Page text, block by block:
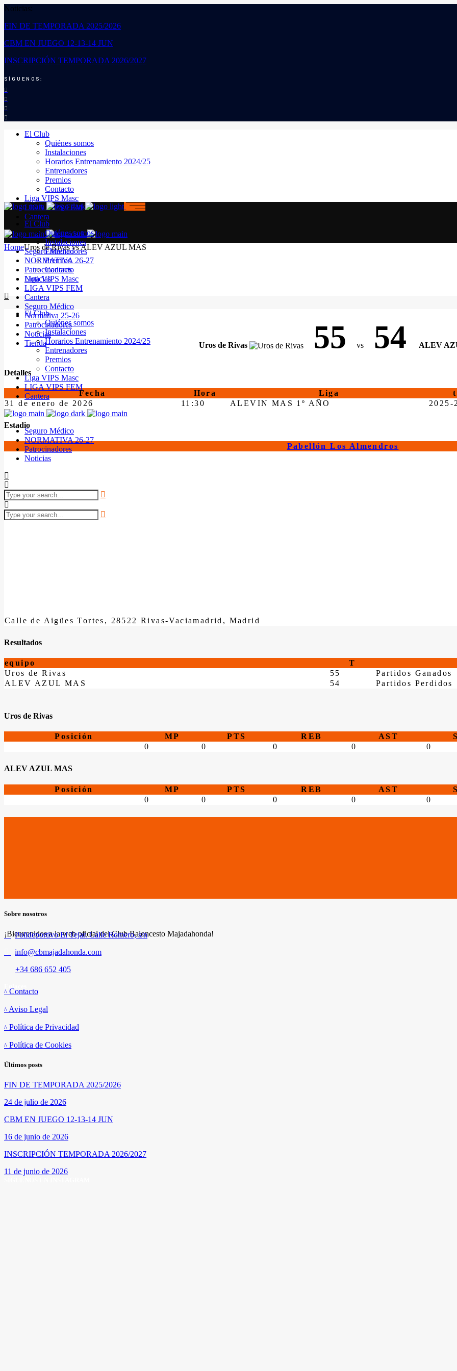
Noticias:
FIN DE TEMPORADA 2025/2026
CBM EN JUEGO 12-13-14 JUN
INSCRIPCIÓN TEMPORADA 2026/2027
SÍGUENOS:
El Club
Quiénes somos
Instalaciones
Horarios Entrenamiento 2024/25
Entrenadores
Premios
Contacto
Liga VIPS Masc
LIGA VIPS FEM
Cantera
Seguro Médico
NORMATIVA 26-27
Patrocinadores
Noticias
El Club
Quiénes somos
Instalaciones
Horarios Entrenamiento 2024/25
Entrenadores
Premios
Contacto
Liga VIPS Masc
LIGA VIPS FEM
Cantera
Seguro Médico
NORMATIVA 26-27
Patrocinadores
Noticias
El Club
Quiénes somos
Instalaciones
Entrenadores
Premios
Contacto
Liga VIPS Masc
LIGA VIPS FEM
Cantera
Seguro Médico
Normativa 25-26
Patrocinadores
Noticias
Tienda
HomeUros de Rivas vs ALEV AZUL MAS
Uros de Rivas 55 vs 54 ALEV
Detalles
Fecha Hora Liga
31 de enero de 2026
11:30 ALEVIN MAS 1º AÑO 2025-
Estadio
Pabellón Los Almendros
Calle de Aigües Tortes, 28522 Rivas-Vaciamadrid, Madrid
Resultados
equipo T
Uros de Rivas
55
Partidos Ganados
ALEV AZUL MAS
54 Partidos Perdidos
Uros de Rivas
Posición MP PTS REB AST
0
0 0 0 0
ALEV AZUL MAS
Posición MP PTS REB AST
0
0 0 0 0
Sobre nosotros
¡Bienvenidos a la web oficial del Club Baloncesto Majadahonda!
Polideportivo El Tejar. Calle Romero, s/n
info@cbmajadahonda.com
+34 686 652 405
Contacto
Aviso Legal
Política de Privacidad
Política de Cookies
Últimos posts
FIN DE TEMPORADA 2025/2026
24 de julio de 2026
CBM EN JUEGO 12-13-14 JUN
16 de junio de 2026
INSCRIPCIÓN TEMPORADA 2026/2027
11 de junio de 2026